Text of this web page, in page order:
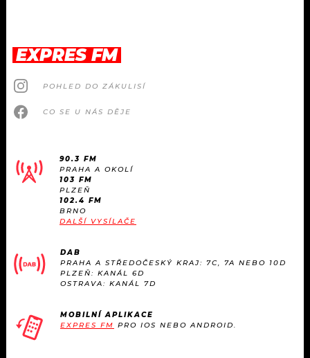
EXPRES FM
POHLED DO ZÁKULISÍ
CO SE U NÁS DĚJE
90.3 FM
PRAHA A OKOLÍ
103 FM
PLZEŇ
102.4 FM
BRNO
DALŠÍ VYSÍLAČE
DAB
PRAHA A STŘEDOČESKÝ KRAJ: 7C, 7A NEBO 10D
PLZEŇ: KANÁL 6D
OSTRAVA: KANÁL 7D
MOBILNÍ APLIKACE
EXPRES FM PRO IOS NEBO ANDROID.